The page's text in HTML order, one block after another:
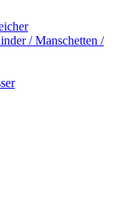
/ Manschetten /